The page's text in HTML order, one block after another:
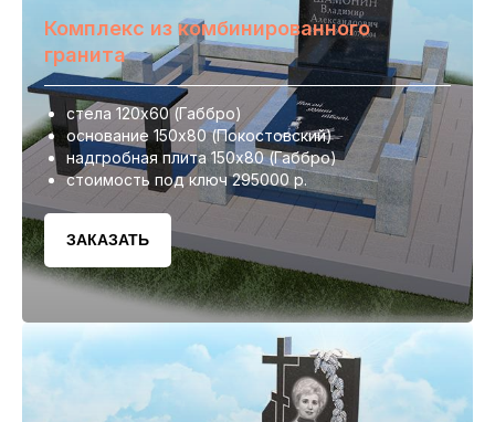
Комплекс из комбинированного
гранита
стела 120х60 (Габбро)
основание 150х80 (Покостовский)
надгробная плита 150х80 (Габбро)
стоимость под ключ 295000 р.
ЗАКАЗАТЬ